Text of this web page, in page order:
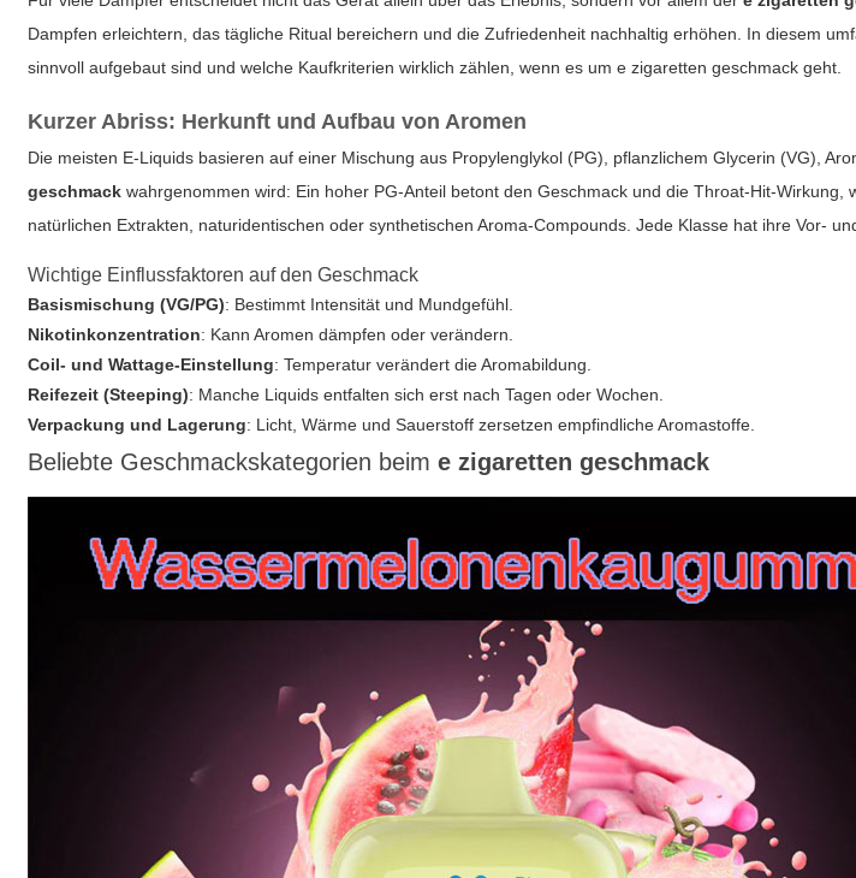
Dampfen erleichtern, das tägliche Ritual bereichern und die Zufriedenheit nachhaltig erhöhen. In diesem
sinnvoll aufgebaut sind und welche Kaufkriterien wirklich zählen, wenn es ume zigaretten geschmack geht.
Kurzer Abriss: Herkunft und Aufbau von Aromen
Die meisten E-Liquids basieren auf einer Mischung aus Propylenglykol (PG), pflanzlichem Glycerin (VG),
geschmack wahrgenommen wird: Ein hoher PG-Anteil betont den Geschmack und die Throat-Hit-
natürlichen Extrakten, naturidentischen oder synthetischen Aroma-Compounds. Jede Klasse hat ihre Vor-
Wichtige Einflussfaktoren auf den Geschmack
Basismischung (VG/PG): Bestimmt Intensität und Mundgefühl.
Nikotinkonzentration: Kann Aromen dämpfen oder verändern.
Coil- und Wattage-Einstellung: Temperatur verändert die Aromabildung.
Reifezeit (Steeping): Manche Liquids entfalten sich erst nach Tagen oder Wochen.
Verpackung und Lagerung: Licht, Wärme und Sauerstoff zersetzen empfindliche Aromastoffe.
Beliebte Geschmackskategorien beime zigaretten geschmack